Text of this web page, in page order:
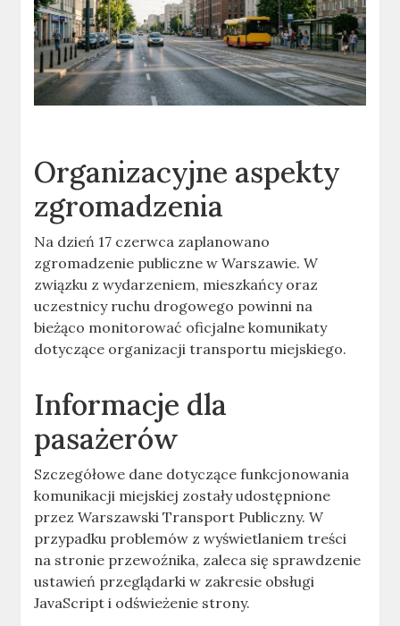
Organizacyjne aspekty
zgromadzenia
Na dzień 17 czerwca zaplanowano
zgromadzenie publiczne w Warszawie. W
związku z wydarzeniem, mieszkańcy oraz
uczestnicy ruchu drogowego powinni na
bieżąco monitorować oficjalne komunikaty
dotyczące organizacji transportu miejskiego.
Informacje dla
pasażerów
Szczegółowe dane dotyczące funkcjonowania
komunikacji miejskiej zostały udostępnione
przez Warszawski Transport Publiczny. W
przypadku problemów z wyświetlaniem treści
na stronie przewoźnika, zaleca się sprawdzenie
ustawień przeglądarki w zakresie obsługi
JavaScript i odświeżenie strony.